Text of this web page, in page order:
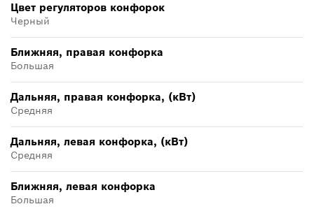
Цвет регуляторов конфорок
Черный
Ближняя, правая конфорка
Большая
Дальняя, правая конфорка, (кВт)
Средняя
Дальняя, левая конфорка, (кВт)
Средняя
Ближняя, левая конфорка
Большая